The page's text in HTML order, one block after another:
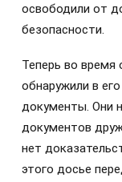
освободили от
безопасности.
Теперь во время
обнаружили в
документы. Они
документов
нет
этого досье